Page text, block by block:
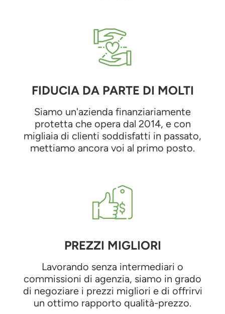
FIDUCIA DA PARTE DI MOLTI
Siamo un'azienda finanziariamente
protetta che opera dal 2014, e con
migliaia di clienti soddisfatti in passato,
mettiamo ancora voi al primo posto.
PREZZI MIGLIORI
Lavorando senza intermediari o
commissioni di agenzia, siamo in grado
di negoziare i prezzi migliori e di offrirvi
un ottimo rapporto qualità-prezzo.